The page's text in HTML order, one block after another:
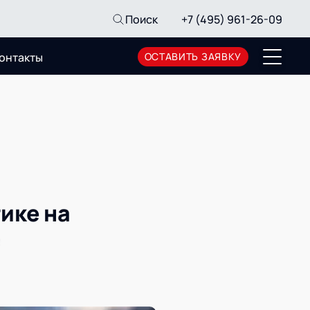
Поиск +7 (495) 961-26-09
ОСТАВИТЬ ЗАЯВКУ
на